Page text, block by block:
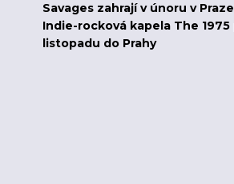
Savages zahrají v únoru v Praze
Indie-rocková kapela The
listopadu do Prahy